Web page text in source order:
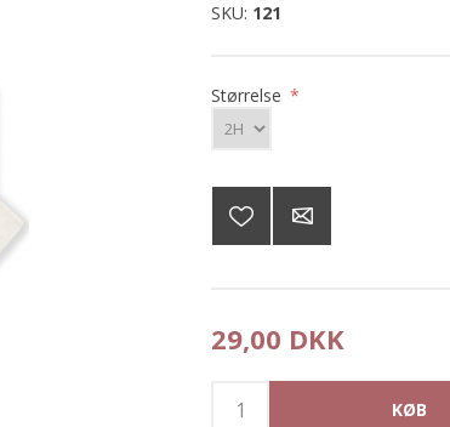
SKU: 121
Størrelse *
29,00 DKK